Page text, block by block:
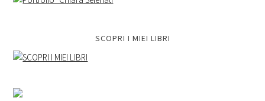
SCOPRI I MIEI LIBRI